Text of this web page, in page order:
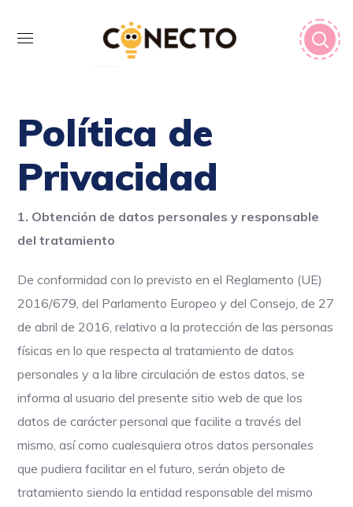
Política de
Privacidad
1. Obtención de datos personales y responsable
del tratamiento
De conformidad con lo previsto en el Reglamento (UE)
2016/679, del Parlamento Europeo y del Consejo, de 27
de abril de 2016, relativo a la protección de las personas
físicas en lo que respecta al tratamiento de datos
personales y a la libre circulación de estos datos, se
informa al usuario del presente sitio web de que los
datos de carácter personal que facilite a través del
mismo, así como cualesquiera otros datos personales
que pudiera facilitar en el futuro, serán objeto de
tratamiento siendo la entidad responsable del mismo